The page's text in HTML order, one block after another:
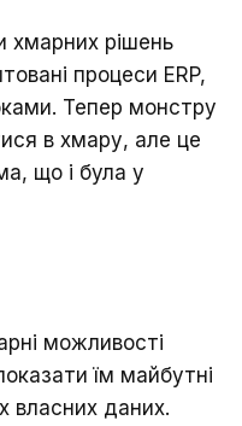
хмарних рішень
процеси ERP,
Тепер монстру
в хмару, але це
що і була у
можливості
їм майбутні
власних даних.